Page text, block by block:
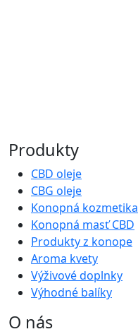
Produkty
CBD oleje
CBG oleje
Konopná kozmetika
Konopná masť CBD
Produkty z konope
Aroma kvety
Výživové doplnky
Výhodné balíky
O nás